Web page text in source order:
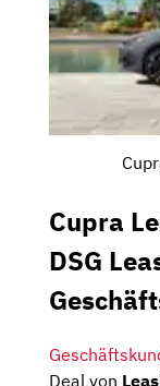
Cupra
DSG
Deal von